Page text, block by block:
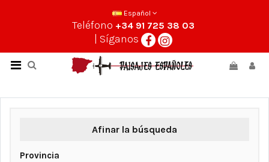
Español
Teléfono +34 91 725 38 03
| Síganos
Afinar la búsqueda
Provincia